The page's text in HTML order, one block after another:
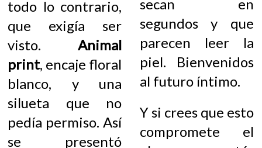
todo lo contrario,
que exigía ser
visto.Animal
print, encaje floral
blanco, y una
silueta que no
pedía permiso. Así
se presentó
secan en
segundos y que
parecen leer la
piel. Bienvenidos
al futuro íntimo.
Y si crees que esto
compromete el